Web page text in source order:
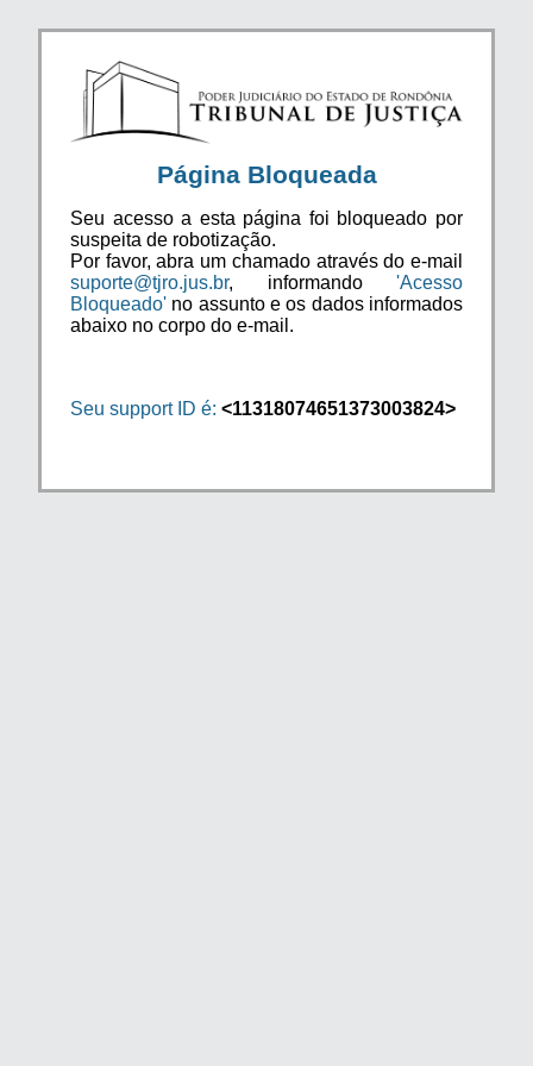
Página Bloqueada
Seu acesso a esta página foi bloqueado por
suspeita de robotização.
Por favor, abra um chamado através do e-mail
suporte@tjro.jus.br, informando 'Acesso
Bloqueado' no assunto e os dados informados
abaixo no corpo do e-mail.
Seu support ID é: <11318074651373003824>